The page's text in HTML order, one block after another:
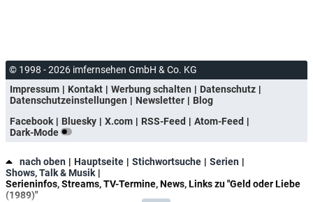
© 1998 - 2026 imfernsehen GmbH & Co. KG
Impressum
Kontakt Werbung schalten
Datenschutz
Datenschutzeinstellungen
Newsletter
Blog
Facebook
Bluesky X.com RSS-Feed
Atom-Feed
Dark-Mode
nach oben Hauptseite Stichwortsuche
Serien
Shows, Talk & Musik
Serieninfos, Streams, TV-Termine, News, Links zu "Geld oder Liebe
(1989)"